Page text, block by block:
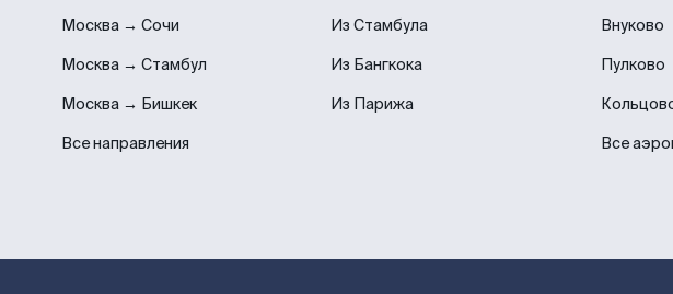
Москва → Сочи
Москва → Стамбул
Москва → Бишкек
Все направления
Из Стамбула
Из Бангкока
Из Парижа
Внуково
Пулково
Все